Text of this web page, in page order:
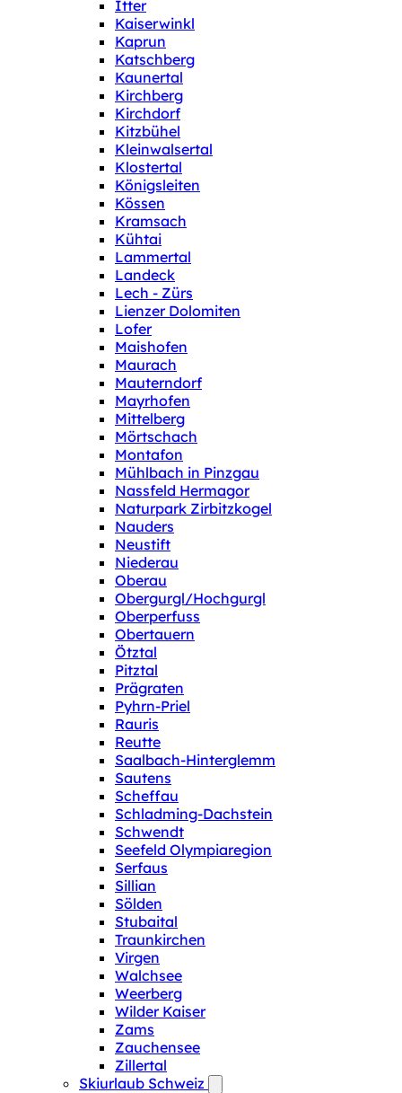
Itter
Kaiserwinkl
Kaprun
Katschberg
Kaunertal
Kirchberg
Kirchdorf
Kitzbühel
Kleinwalsertal
Klostertal
Königsleiten
Kössen
Kramsach
Kühtai
Lammertal
Landeck
Lech - Zürs
Lienzer Dolomiten
Lofer
Maishofen
Maurach
Mauterndorf
Mayrhofen
Mittelberg
Mörtschach
Montafon
Mühlbach in Pinzgau
Nassfeld Hermagor
Naturpark Zirbitzkogel
Nauders
Neustift
Niederau
Oberau
Obergurgl/Hochgurgl
Oberperfuss
Obertauern
Ötztal
Pitztal
Prägraten
Pyhrn-Priel
Rauris
Reutte
Saalbach-Hinterglemm
Sautens
Scheffau
Schladming-Dachstein
Schwendt
Seefeld Olympiaregion
Serfaus
Sillian
Sölden
Stubaital
Traunkirchen
Virgen
Walchsee
Weerberg
Wilder Kaiser
Zams
Zauchensee
Zillertal
Skiurlaub Schweiz